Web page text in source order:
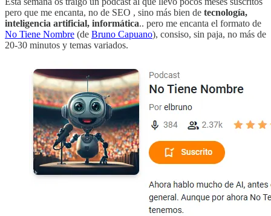
pero que me encanta, no de SEO , sino más bien de tecnología,
inteligencia artificial, informática.. pero me encanta el formato de
No Tiene Nombre (de Bruno Capuano), consiso, sin paja, no más de
20-30 minutos y temas variados.